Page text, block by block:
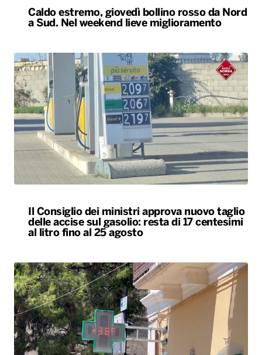
Caldo estremo, giovedì bollino rosso da Nord
a Sud. Nel weekend lieve miglioramento
Il Consiglio dei ministri approva nuovo taglio
delle accise sul gasolio: resta di 17 centesimi
al litro fino al 25 agosto